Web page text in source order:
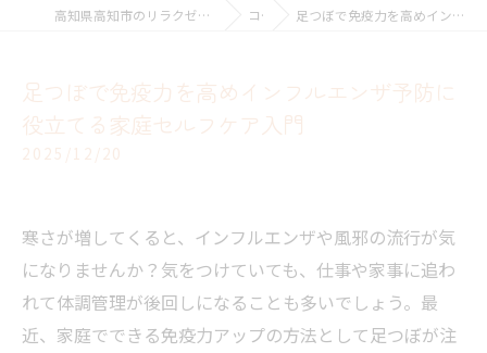
高知県高知市のリラクゼーションならキモチ上がるカラダ改善 2人3客 コラム 足つぼで免疫力を高めインフルエンザ予防に役立てる家庭セルフケア入門
足つぼで免疫力を高めインフルエンザ予防に
役立てる家庭セルフケア入門
2025/12/20
寒さが増してくると、インフルエンザや風邪の流行が気
になりませんか？気をつけていても、仕事や家事に追わ
れて体調管理が後回しになることも多いでしょう。最
近、家庭でできる免疫力アップの方法として足つぼが注